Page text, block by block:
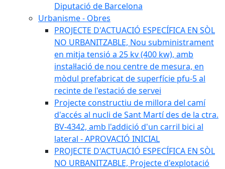
Diputació de Barcelona
Urbanisme - Obres
PROJECTE D'ACTUACIÓ ESPECÍFICA EN SÒL
NO URBANITZABLE, Nou subministrament
en mitja tensió a 25 kv (400 kw), amb
instal·lació de nou centre de mesura, en
mòdul prefabricat de superfície pfu-5 al
recinte de l'estació de servei
Projecte constructiu de millora del camí
d'accés al nucli de Sant Martí des de la ctra.
BV-4342, amb l'addició d'un carril bici al
lateral - APROVACIÓ INICIAL
PROJECTE D'ACTUACIÓ ESPECÍFICA EN SÒL
NO URBANITZABLE, Projecte d'explotació